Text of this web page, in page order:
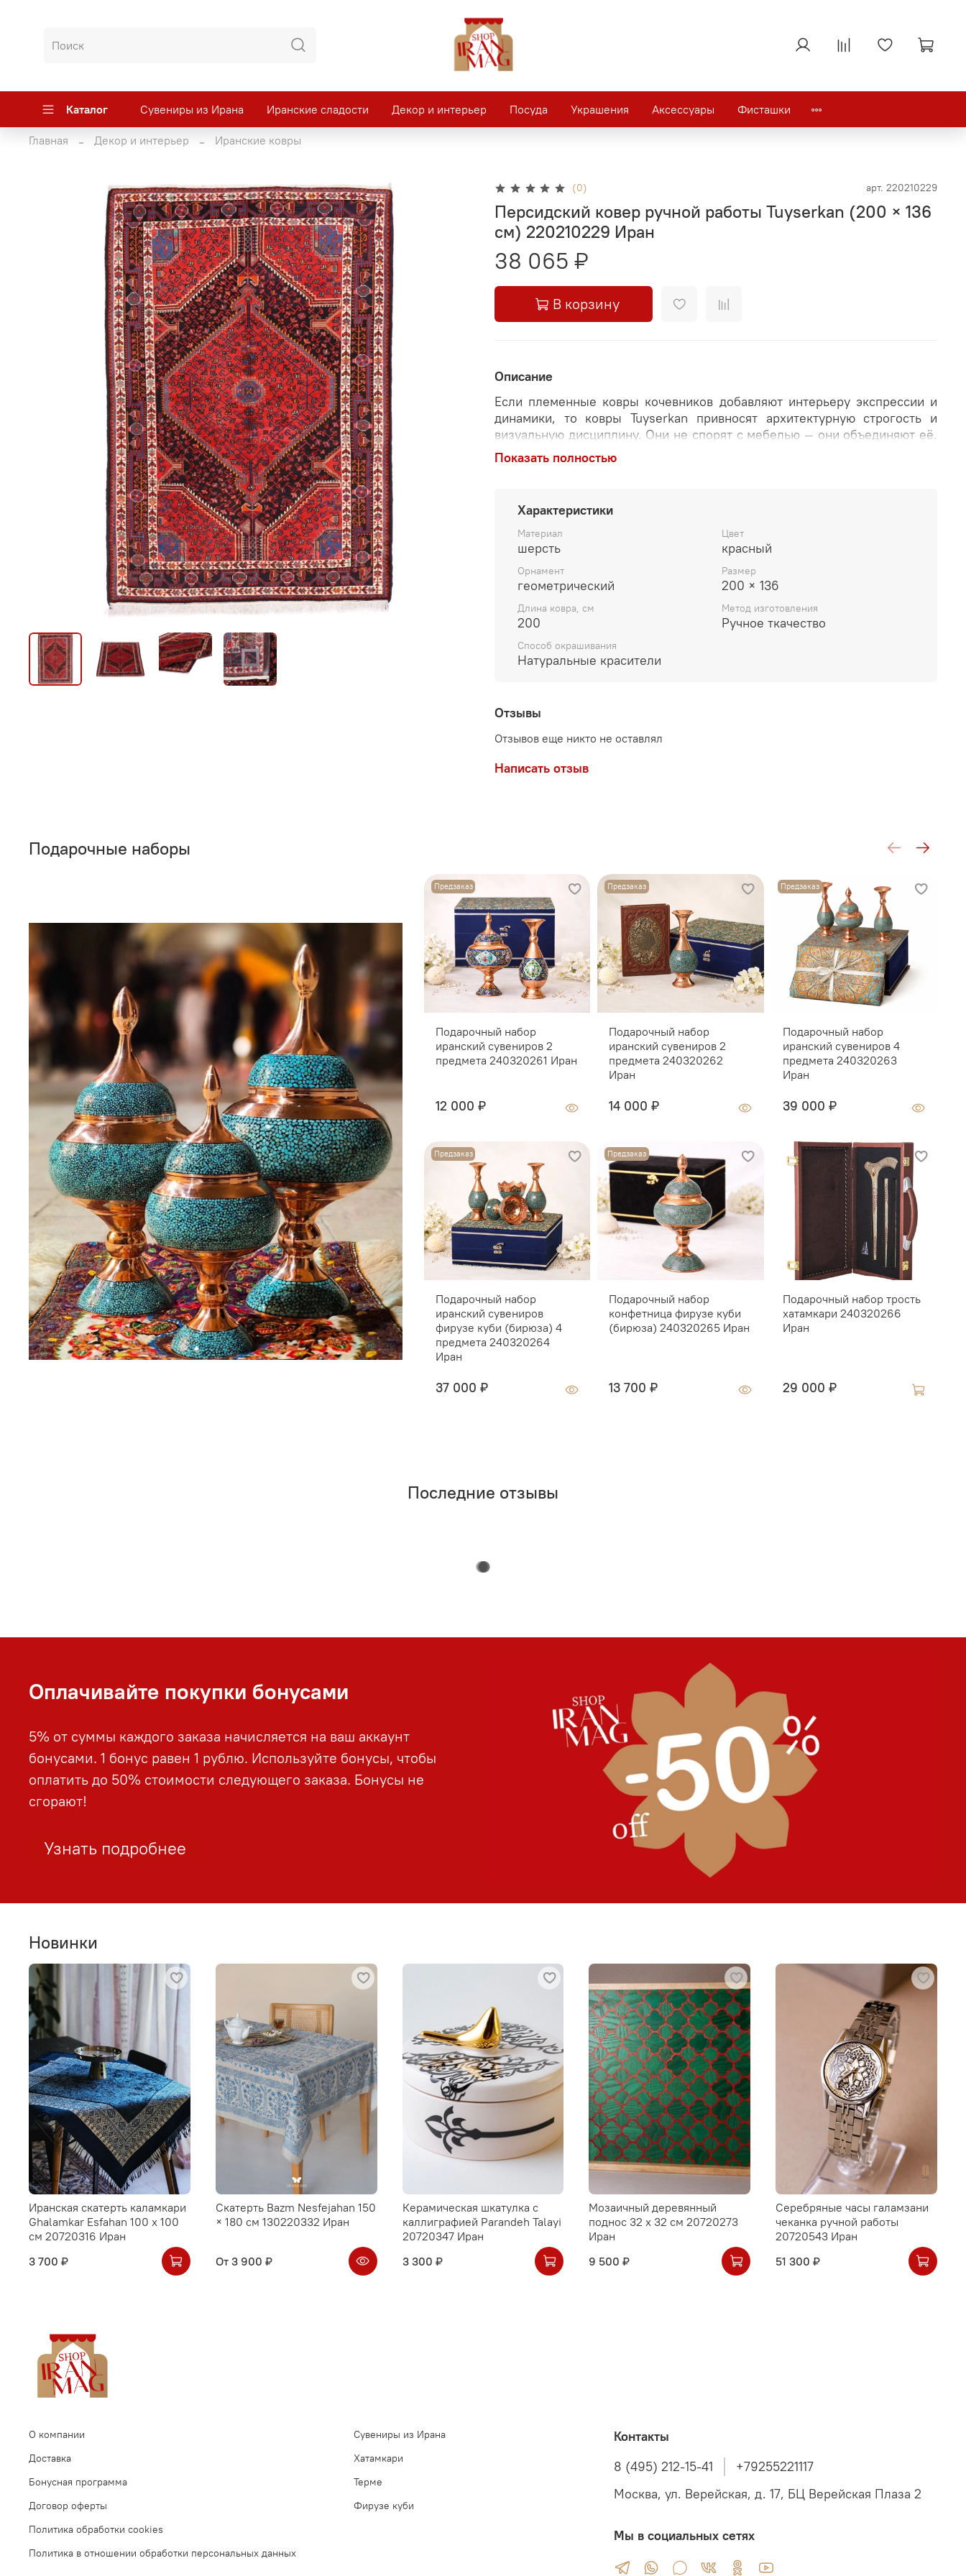
Каталог Сувениры из Ирана Иранские сладости Декор и интерьер Посуда Украшения Аксессуары Фисташки
Главная Декор и интерьер Иранские ковры
(0) арт. 220210229
Персидский ковер ручной работы Tuyserkan (200 × 136
см) 220210229 Иран
38 065 ₽
В корзину
Описание
Если племенные ковры кочевников добавляют интерьеру экспрессии и
динамики, то ковры Tuyserkan привносят архитектурную строгость и
визуальную дисциплину. Они не спорят с мебелью — они объединяют её.
Такой персидский шерстяной ковер становится фундаментом интерьера.
Он выдерживает смену стиля, мебели и текстиля, оставаясь
предмет вне времени. Это не тренд и не временный акцент — это часть
истории дома. Tuyserkan — это выбор тех, кто ценит ремесло,
композицию и эстетическую зрелость. Ковер, который не кричит о себе,
а уверенно держит пространство.
Показать полностью
Характеристики
Материал
шерсть
Цвет
красный
Орнамент
геометрический
Размер
200 × 136
Длина ковра, см
200
Метод изготовления
Ручное ткачество
Способ окрашивания
Натуральные красители
Отзывы
Отзывов еще никто не оставлял
Написать отзыв
Подарочные наборы
Предзаказ
Подарочный набор
иранский сувениров 2
предмета 240320261 Иран
12 000 ₽
Предзаказ
Подарочный набор
иранский сувениров
фирузе куби (бирюза) 4
предмета 240320264
Иран
37 000 ₽
Предзаказ
Подарочный набор
иранский сувениров 2
предмета 240320262
Иран
14 000 ₽
Предзаказ
Подарочный набор
конфетница фирузе куби
(бирюза) 240320265 Иран
13 700 ₽
Предзаказ
Подарочный набор
иранский сувениров 4
предмета 240320263
Иран
39 000 ₽
Подарочный набор трость
хатамкари 240320266
Иран
29 000 ₽
Последние отзывы
Оплачивайте покупки бонусами
5% от суммы каждого заказа начисляется на ваш аккаунт
бонусами. 1 бонус равен 1 рублю. Используйте бонусы, чтобы
оплатить до 50% стоимости следующего заказа. Бонусы не
сгорают!
Узнать подробнее
Новинки
Иранская скатерть каламкари
Ghalamkar Esfahan 100 х 100
см 20720316 Иран
3 700 ₽
Скатерть Bazm Nesfejahan 150
× 180 см 130220332 Иран
От 3 900 ₽
Керамическая шкатулка с
каллиграфией Parandeh Talayi
20720347 Иран
3 300 ₽
Мозаичный деревянный
поднос 32 х 32 см 20720273
Иран
9 500 ₽
Серебряные часы галамзани
чеканка ручной работы
20720543 Иран
51 300 ₽
О компании
Доставка
Бонусная программа
Договор оферты
Политика обработки cookies
Политика в отношении обработки персональных данных
Сувениры из Ирана
Хатамкари
Терме
Фирузе куби
Контакты
8 (495) 212-15-41
+79255221117
Москва, ул. Верейская, д. 17, БЦ Верейская Плаза 2
Мы в социальных сетях